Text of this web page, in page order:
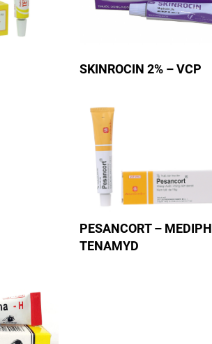
SKINROCIN 2% – VCP
PESANCORT –
TENAMYD